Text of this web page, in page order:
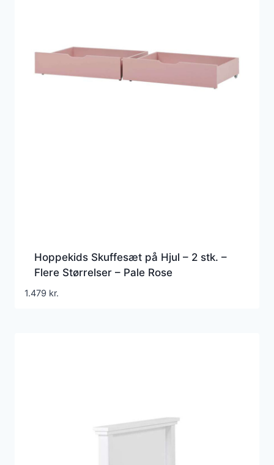
Hoppekids Skuffesæt på Hjul – 2 stk. –
Flere Størrelser – Pale Rose
1.479 kr.